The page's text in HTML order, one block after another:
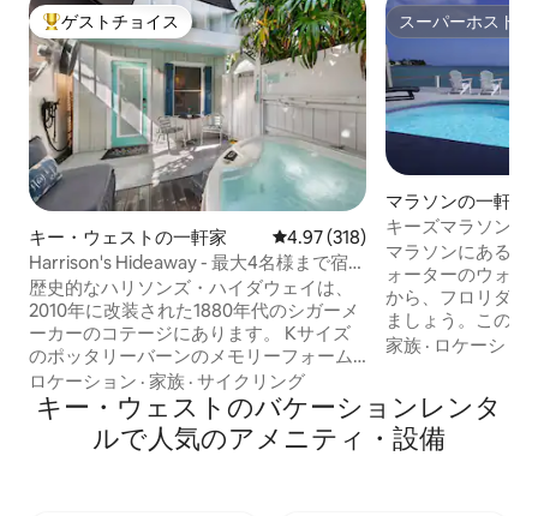
大好評のゲストチョイスです。
ゲストチョイス
キー・ウェストの一軒家 レビュー318件、5つ星中4.97つ
4.97 (318)
Harrison's Hideaway - 最大4名様まで宿泊
可能、キングサイズ＆フルサイズのソフ
ァベッド！
歴史的なハリソンズ・ハイダウェイは、
2010年に改装された1880年代のシガーメ
ーカーのコテージにあります。 Kサイズ
のポッタリーバーンのメモリーフォーム
ベッド、カスタムメイドのフルサイズの
ソファベッド、花崗岩のカウンタートッ
プを備えた改装されたキッチン、2つのバ
ーナーストーブ、カウンター下の冷蔵庫/
ロケーション · 家族 · サイクリング
スーパーホスト
スーパーホスト
マラソンの一軒家
キーズマラソン、
ベッドルーム、
きの宿泊施設。
マラソンにある、
ォーターのウォー
から、フロリダキ
ましょう。この
ム、3.5バスルー
す。 2階建てのオープンレイアウトは、家
族や友達との旅
ーを確保しなが
家族 · ロケーショ
キー・ウェストのバケーションレンタ
ルで人気のアメニティ・設備